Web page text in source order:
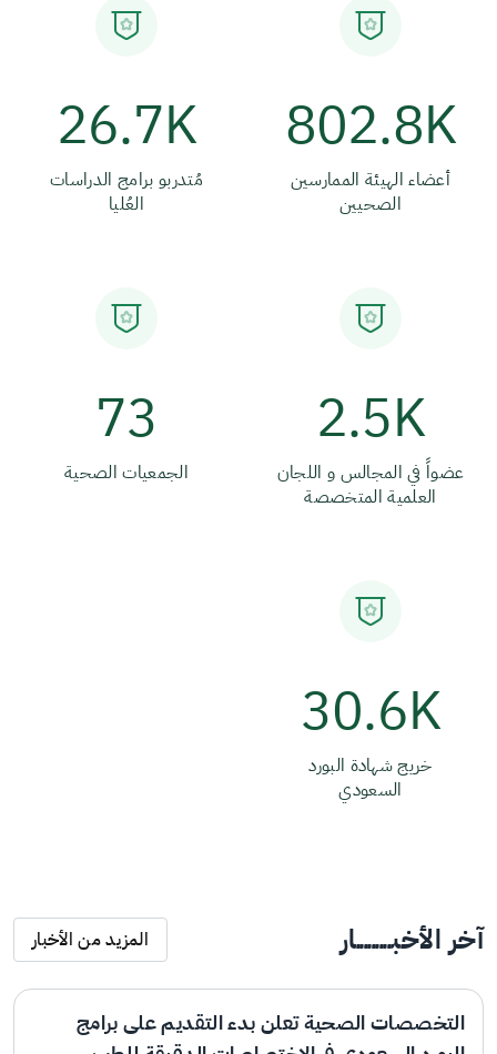
802.8K
أعضاء الهيئة الممارسين
الصحيين
26.7K
مُتدربو برامج الدراسات
العُليا
2.5K
عضواً في المجالس و اللجان
العلمية المتخصصة
73
الجمعيات الصحية
30.6K
خريج شهادة البورد
السعودي
آخر الأخبـــــــــار المزيد من الأخبار
التخصصات الصحية تعلن بدء التقديم على برامج